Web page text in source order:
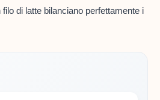
di latte bilanciano perfettamente i